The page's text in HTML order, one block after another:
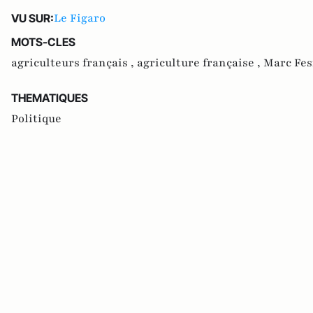
VU SUR:Le Figaro
MOTS-CLES
agriculteurs français , agriculture française , Marc
THEMATIQUES
Politique